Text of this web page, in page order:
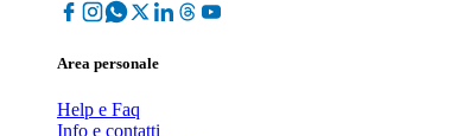
Area personale
Help e Faq
Info e contatti